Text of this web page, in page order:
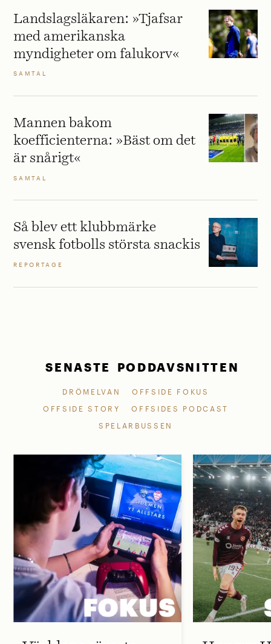
Landslagsläkaren: »Tjafsar
med amerikanska
myndigheter om falukorv«
SAMTAL
Mannen bakom
koefficienterna: »Bäst om det
är snårigt«
SAMTAL
Så blev ett klubbmärke
svensk fotbolls största snackis
REPORTAGE
SENASTE PODDAVSNITTEN
DRÖMELVAN
OFFSIDE FOKUS
OFFSIDE STORY
OFFSIDES PODCAST
SPELARBUSSEN